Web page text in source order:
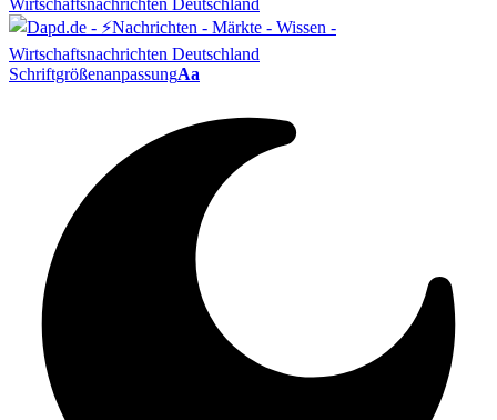
SchriftgrößenanpassungAa